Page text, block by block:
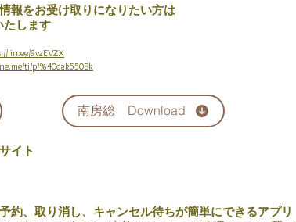
報をお受け取りになりたい方は
たします
lin.ee/9vzEVZX
ti/p/%40dak5508k
南房総 Download
イト
、取り消し、キャンセル待ちが簡単にできるアプリ